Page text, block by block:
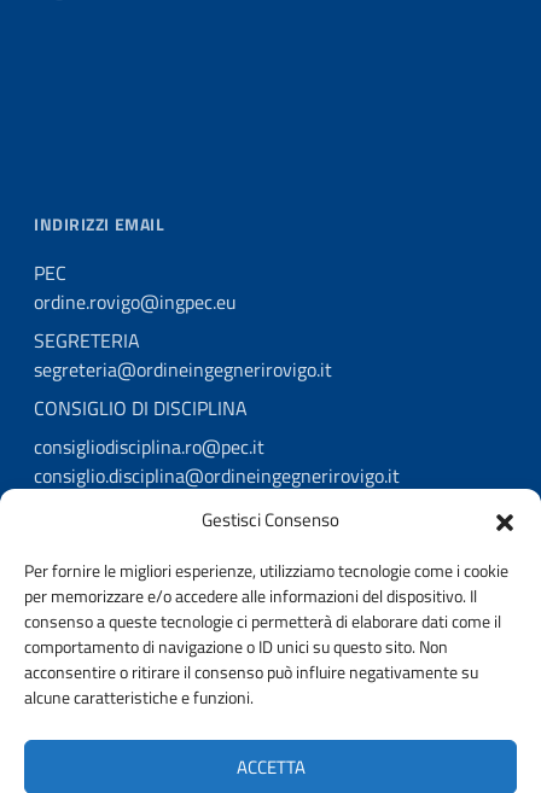
Gestisci Consenso
Per fornire le migliori esperienze, utilizziamo tecnologie come i cookie
per memorizzare e/o accedere alle informazioni del dispositivo. Il
consenso a queste tecnologie ci permetterà di elaborare dati come il
comportamento di navigazione o ID unici su questo sito. Non
acconsentire o ritirare il consenso può influire negativamente su
alcune caratteristiche e funzioni.
ACCETTA
INDIRIZZI EMAIL
PEC
ordine.rovigo@ingpec.eu
SEGRETERIA
segreteria@ordineingegnerirovigo.it
CONSIGLIO DI DISCIPLINA
consigliodisciplina.ro@pec.it
consiglio.disciplina@ordineingegnerirovigo.it
AMMINISTRAZIONE TRASPARENTE
PRIVACY POLICY WHISTELBLOWING